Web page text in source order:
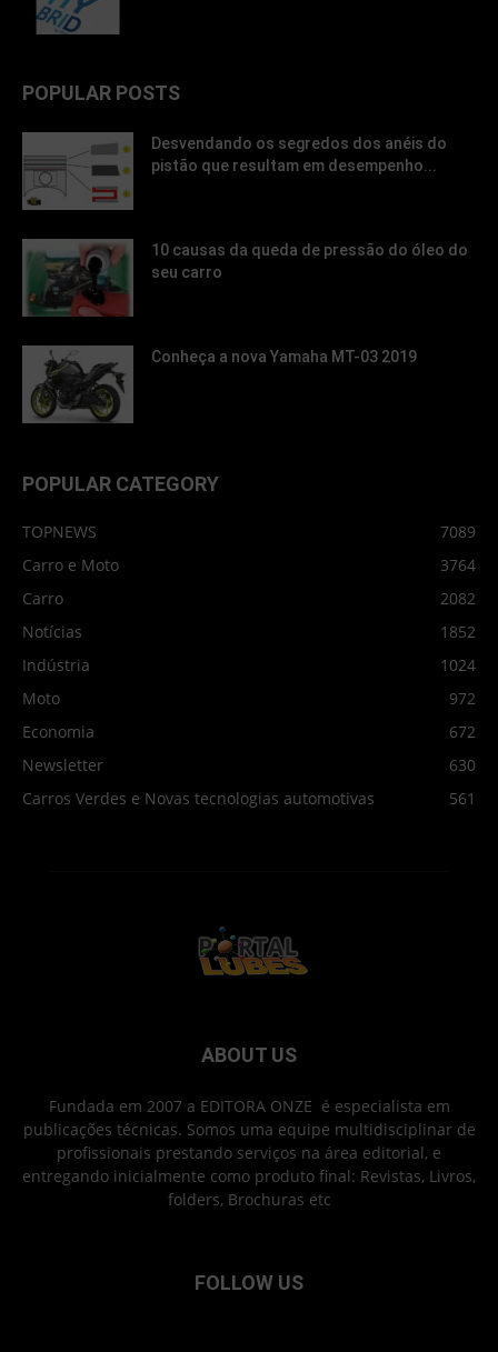
POPULAR POSTS
Desvendando os segredos dos anéis do
pistão que resultam em desempenho...
10 causas da queda de pressão do óleo do
seu carro
Conheça a nova Yamaha MT-03 2019
POPULAR CATEGORY
TOPNEWS
7089
Carro e Moto
3764
Carro
2082
Notícias
1852
Indústria
1024
Moto
972
Economia
672
Newsletter
630
Carros Verdes e Novas tecnologias automotivas
561
ABOUT US
Fundada em 2007 a EDITORA ONZE é especialista em
publicações técnicas. Somos uma equipe multidisciplinar de
profissionais prestando serviços na área editorial, e
entregando inicialmente como produto final: Revistas, Livros,
folders, Brochuras etc
FOLLOW US